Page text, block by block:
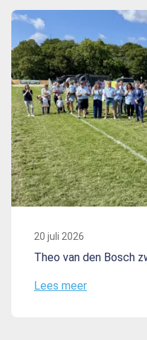
20 juli 2026
Theo van den Bosch
Lees meer